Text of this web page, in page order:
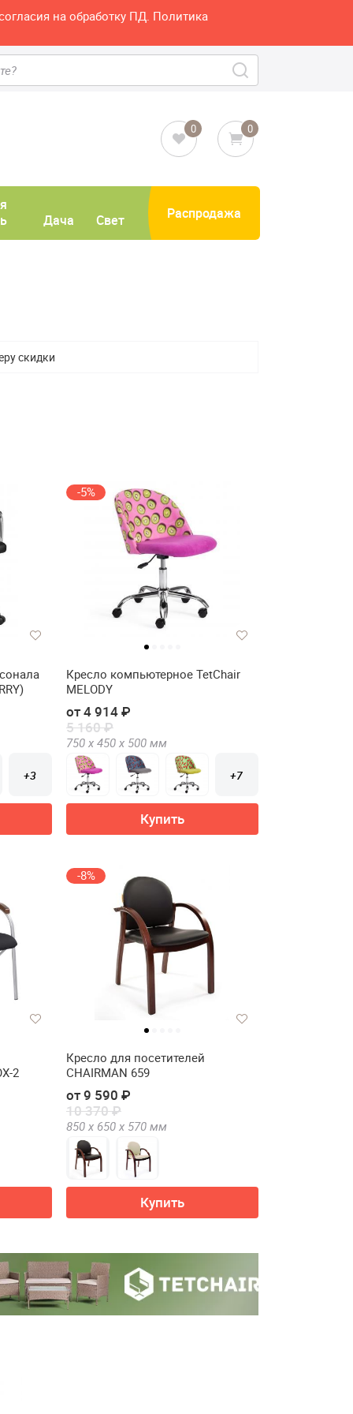
на обработку ПД. Политика
0 0
Дача Свет Распродажа
скидки
+3
-5%
Кресло компьютерное TetChair
MELODY
от 4 914 ₽
5 160 ₽
750 х 450 х 500 мм
+7
Купить
2
-8%
Кресло для посетителей
CHAIRMAN 659
от 9 590 ₽
10 370 ₽
850 х 650 х 570 мм
Купить